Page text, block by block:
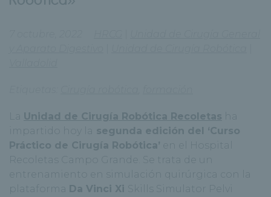
La Unidad de Cirugía Robótica Recoletas ha
impartido hoy la segunda edición del ‘Curso
Práctico de Cirugía Robótica’ en el Hospital
Recoletas Campo Grande. Se trata de un
entrenamiento en simulación quirúrgica con la
plataforma Da Vinci Xi
Skills Simulator Pelvi